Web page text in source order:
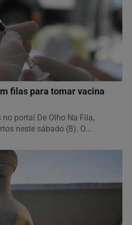
filas para tomar vacina
portal De Olho Na Fila,
neste sábado (8). O...